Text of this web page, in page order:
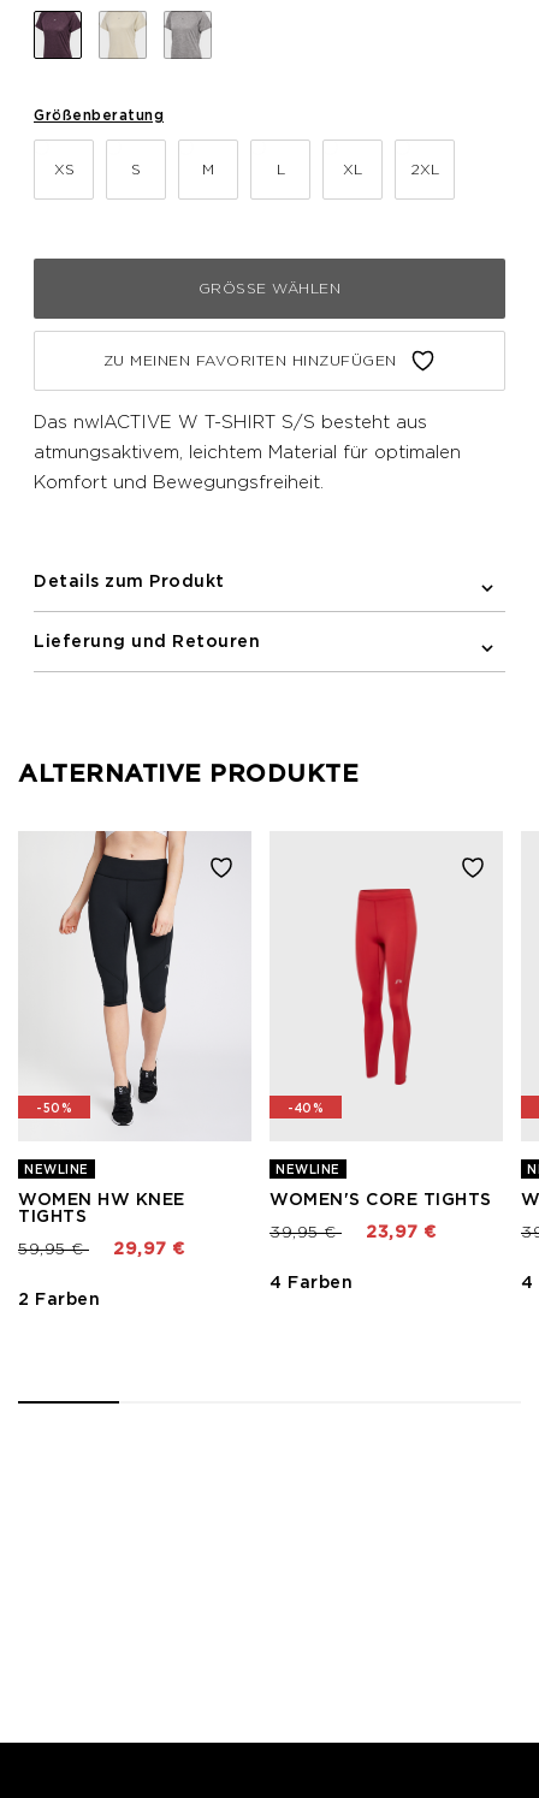
Größenberatung
XS S M L XL 2XL
GRÖSSE WÄHLEN
ZU MEINEN FAVORITEN HINZUFÜGEN
Das nwlACTIVE W T-SHIRT S/S besteht aus
atmungsaktivem, leichtem Material für optimalen
Komfort und Bewegungsfreiheit.
Details zum Produkt
Lieferung und Retouren
ALTERNATIVE PRODUKTE
-50%
NEWLINE
WOMEN HW KNEE
TIGHTS
Preis reduziert von
59,95 €bis 29,97 €
2 Farben
-40%
NEWLINE
WOMEN'S CORE TIGHTS
Preis reduziert von
39,95 €bis 23,97 €
4 Farben 4